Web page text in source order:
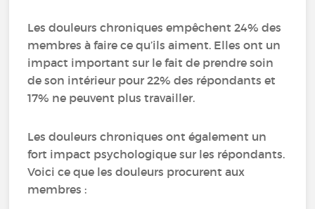
Les douleurs chroniques empêchent 24% des
membres à faire ce qu’ils aiment. Elles ont un
impact important sur le fait de prendre soin
de son intérieur pour 22% des répondants et
17% ne peuvent plus travailler.
Les douleurs chroniques ont également un
fort impact psychologique sur les répondants.
Voici ce que les douleurs procurent aux
membres :